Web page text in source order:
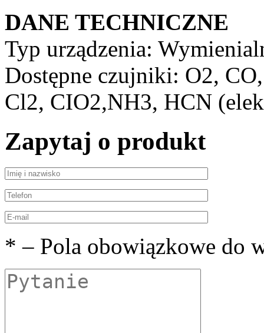
DANE TECHNICZNE
Typ urządzenia:
Dostępne czujniki: O2,
Cl2, CIO2,NH3, HCN
Zapytaj o produkt
* – Pola obowiązkowe do